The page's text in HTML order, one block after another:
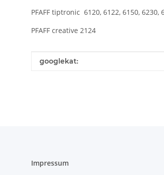
PFAFF tiptronic 6120, 6122, 6150, 6230,
PFAFF creative 2124
Produkteigenschaft
Wert
googlekat:
Impressum